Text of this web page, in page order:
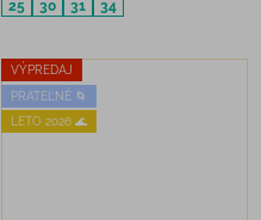
25
30 31 34
VÝPREDAJ
PRATEĽNÉ 🌀
LETO 2026 🌊